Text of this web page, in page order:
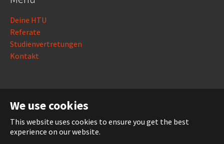
We use cookies
This website uses cookies to ensure you get the best
experience on our website.
Deine HTU
Referate
Studienvertretungen
Kontakt
Impressum
Datenschutz